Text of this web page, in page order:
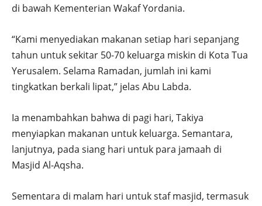
di bawah Kementerian Wakaf Yordania.
“Kami menyediakan makanan setiap hari sepanjang
tahun untuk sekitar 50-70 keluarga miskin di Kota Tua
Yerusalem. Selama Ramadan, jumlah ini kami
tingkatkan berkali lipat,” jelas Abu Labda.
Ia menambahkan bahwa di pagi hari, Takiya
menyiapkan makanan untuk keluarga. Semantara,
lanjutnya, pada siang hari untuk para jamaah di
Masjid Al-Aqsha.
Sementara di malam hari untuk staf masjid, termasuk